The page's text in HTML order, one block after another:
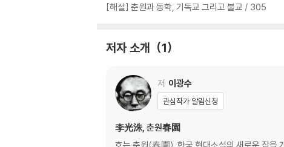
음』이 동학의 교주 최제우의 죽음을 다룬 작품이라
인생의 단 하나 해결해야 할 소중한 문제가 있다
[해설] 춘원과 동학, 기독교 그리고 불교 / 305
저자 소개 1
저 이광수
관심작가 알림신청
李光洙, 춘원春園